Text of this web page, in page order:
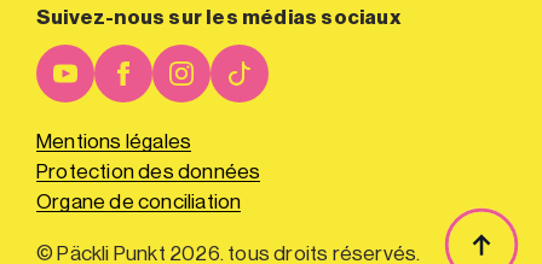
Suivez-nous sur les médias sociaux
Mentions légales
Protection des données
Organe de conciliation
© Päckli Punkt 2026. tous droits réservés.